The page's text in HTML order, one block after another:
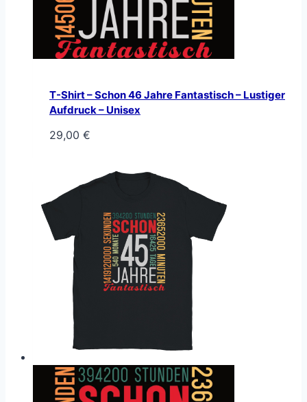
T-Shirt – Schon 46 Jahre Fantastisch – Lustiger
Aufdruck – Unisex
29,00 €